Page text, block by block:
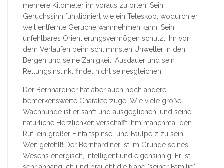
mehrere Kilometer im voraus zu orten. Sein
Geruchssinn funktioniert wie ein Teleskop, wodurch er
weit entfernte Gerüche wahrnehmen kann. Sein
unfehlbares Orientierungsvermögen schützt ihn vor
dem Verlaufen beim schlimmsten Unwetter in den
Bergen und seine Zähigkeit, Ausdauer und sein
Rettungsinstinkt findet nicht seinesgleichen.
Der Bernhardiner hat aber auch noch andere
bemerkenswerte Charakterzüge. Wie viele große
Wachhunde ist er sanft und ausgeglichen, und seine
natürliche Herzlichkeit verschafft ihm manchmal den
Ruf, ein großer Einfaltspinsel und Faulpelz zu sein.
Weit gefehlt! Der Bernhardiner ist im Grunde seines
Wesens energisch, intelligent und eigensinnig. Er ist